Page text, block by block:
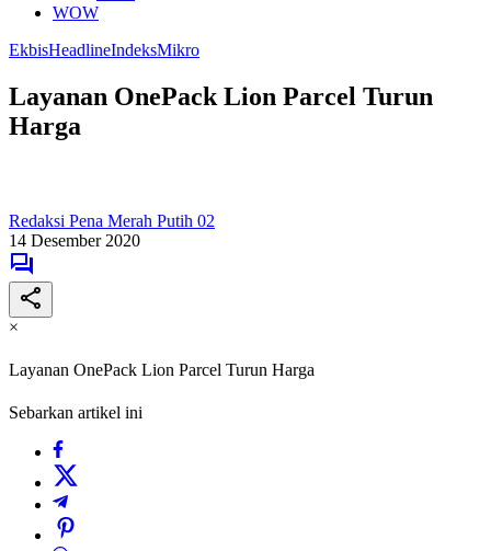
WOW
EkbisHeadlineIndeksMikro
Layanan OnePack Lion Parcel Turun
Harga
Redaksi Pena Merah Putih 02
14 Desember 2020
×
Layanan OnePack Lion Parcel Turun Harga
Sebarkan artikel ini